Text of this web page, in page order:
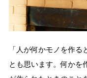
「人が何かモノを作
とも思います。何かを